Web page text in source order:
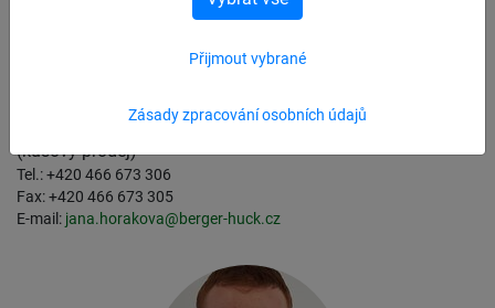
Zásady zpracování osobních údajů
Přijmout vybrané
SÍTĚ, ŽÍNĚNKY, SPORTOVNÍ KONSTRUKCE
(kusový prodej)
Tel.: +420 466 673 306
Fax: +420 466 673 305
E-mail: jana.horakova@berger-huck.cz